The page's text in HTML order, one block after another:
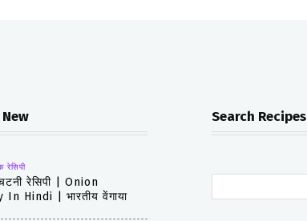
रेसिपी
रेसिपी | Onion
In Hindi | भारतीय वेंगाया
Search Recipes